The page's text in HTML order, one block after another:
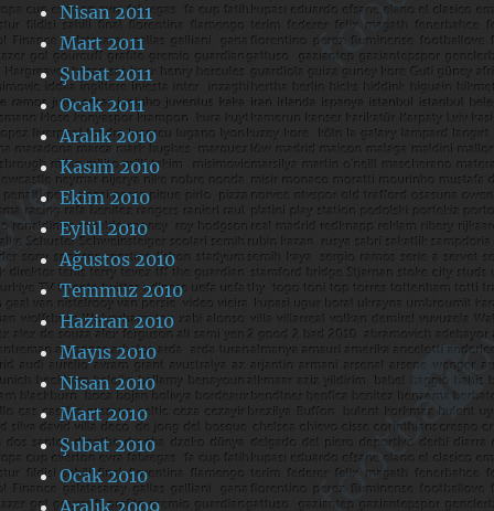
Nisan 2011
Mart 2011
Şubat 2011
Ocak 2011
Aralık 2010
Kasım 2010
Ekim 2010
Eylül 2010
Ağustos 2010
Temmuz 2010
Haziran 2010
Mayıs 2010
Nisan 2010
Mart 2010
Şubat 2010
Ocak 2010